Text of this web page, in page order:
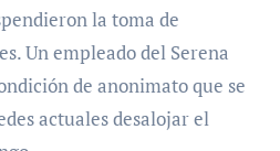
la toma de
Un empleado del Serena
de anonimato que se
actuales desalojar el